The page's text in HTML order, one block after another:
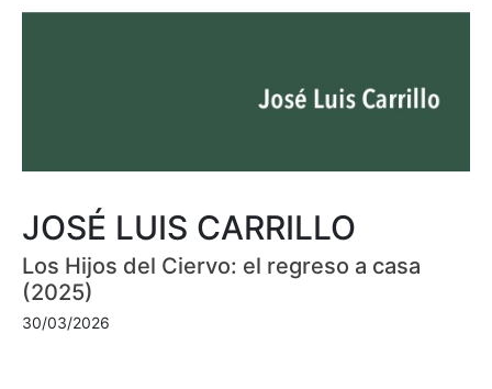
JOSÉ LUIS CARRILLO
Los Hijos del Ciervo: el regreso a casa
(2025)
30/03/2026